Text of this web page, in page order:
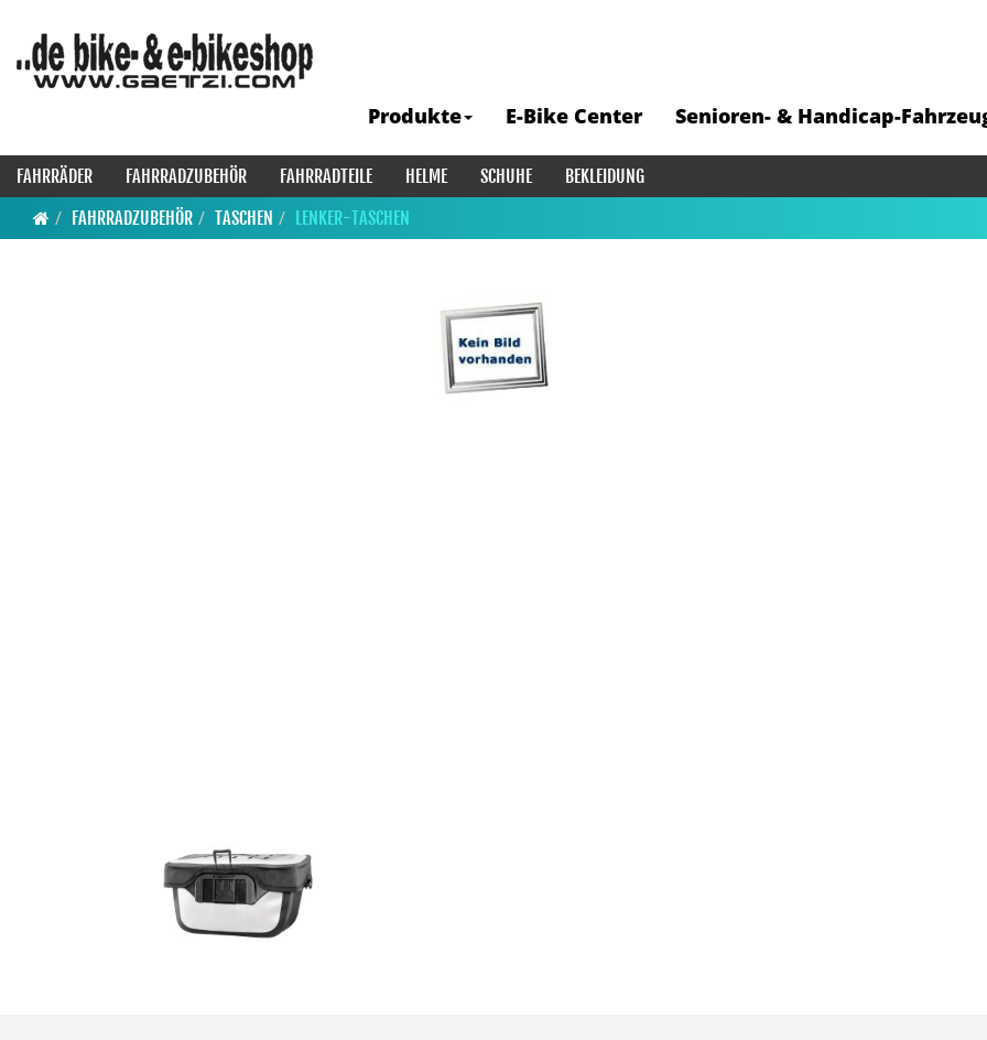
Produkte E-Bike Center Senioren- & Handicap-
FAHRRÄDER FAHRRADZUBEHÖR FAHRRADTEILE HELME SCHUHE
BEKLEIDUNG
FAHRRADZUBEHÖR
TASCHEN LENKER-TASCHEN